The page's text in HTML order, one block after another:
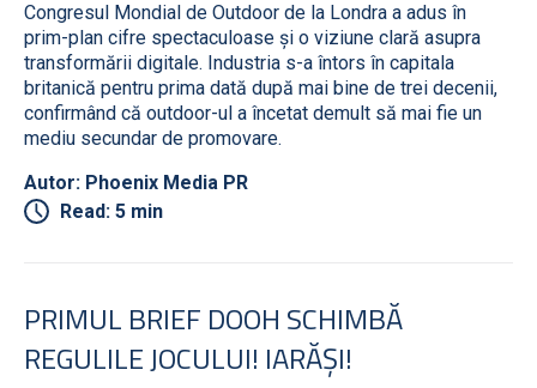
Congresul Mondial de Outdoor de la Londra a adus în
prim-plan cifre spectaculoase și o viziune clară asupra
transformării digitale. Industria s-a întors în capitala
britanică pentru prima dată după mai bine de trei decenii,
confirmând că outdoor-ul a încetat demult să mai fie un
mediu secundar de promovare.
Autor: Phoenix Media PR
Read: 5 min
PRIMUL BRIEF DOOH SCHIMBĂ
REGULILE JOCULUI! IARĂȘI!